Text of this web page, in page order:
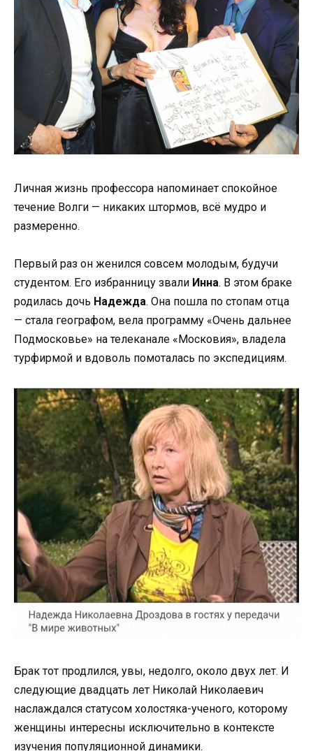
Личная жизнь профессора напоминает спокойное
течение Волги — никаких штормов, всё мудро и
размеренно.
Первый раз он женился совсем молодым, будучи
студентом. Его избранницу звали Инна. В этом браке
родилась дочь Надежда. Она пошла по стопам отца
— стала географом, вела программу «Очень дальнее
Подмосковье» на телеканале «Московия», владела
турфирмой и вдоволь помоталась по экспедициям.
Брак тот продлился, увы, недолго, около двух лет. И
следующие двадцать лет Николай Николаевич
наслаждался статусом холостяка-ученого, которому
женщины интересны исключительно в контексте
изучения популяционной динамики.